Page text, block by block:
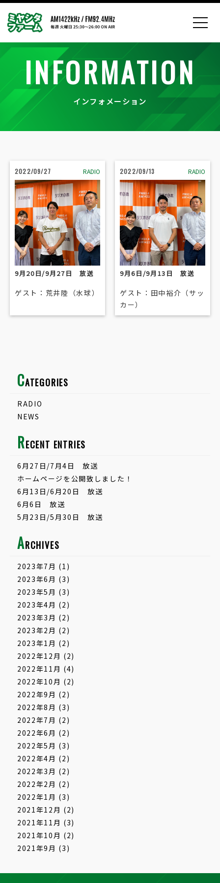
INFORMATION
インフォメーション
2022/09/27 RADIO
9月20日/9月27日 放送
ゲスト：荒井陸（水球）
2022/09/13 RADIO
9月6日/9月13日 放送
ゲスト：田中裕介（サッ
カー）
CATEGORIES
RADIO
NEWS
RECENT ENTRIES
6月27日/7月4日 放送
ホームページを公開致しました！
6月13日/6月20日 放送
6月6日 放送
5月23日/5月30日 放送
ARCHIVES
2023年7月 (1)
2023年6月 (3)
2023年5月 (3)
2023年4月 (2)
2023年3月 (2)
2023年2月 (2)
2023年1月 (2)
2022年12月 (2)
2022年11月 (4)
2022年10月 (2)
2022年9月 (2)
2022年8月 (3)
2022年7月 (2)
2022年6月 (2)
2022年5月 (3)
2022年4月 (2)
2022年3月 (2)
2022年2月 (2)
2022年1月 (3)
2021年12月 (2)
2021年11月 (3)
2021年10月 (2)
2021年9月 (3)